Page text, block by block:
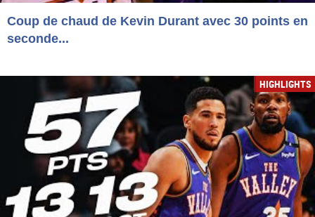
Coup de chaud de Kevin Durant avec 30 points en
seconde...
HIGHLIGHTS